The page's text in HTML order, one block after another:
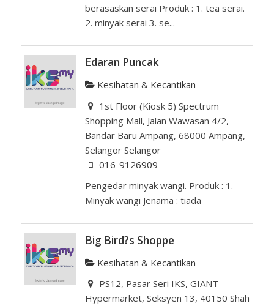
berasaskan serai Produk : 1. tea serai.
2. minyak serai 3. se...
Edaran Puncak
Kesihatan & Kecantikan
1st Floor (Kiosk 5) Spectrum
Shopping Mall, Jalan Wawasan 4/2,
Bandar Baru Ampang, 68000 Ampang,
Selangor Selangor
016-9126909
Pengedar minyak wangi. Produk : 1.
Minyak wangi Jenama : tiada
Big Bird?s Shoppe
Kesihatan & Kecantikan
PS12, Pasar Seri IKS, GIANT
Hypermarket, Seksyen 13, 40150 Shah